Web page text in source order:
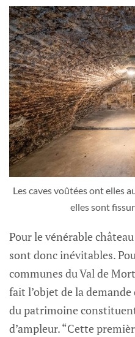
Les caves voûtées ont elles
elles sont
Pour le vénérable
sont donc inévitables.
communes du Val de
fait l’objet de la
du patrimoine
d’ampleur. “Cette